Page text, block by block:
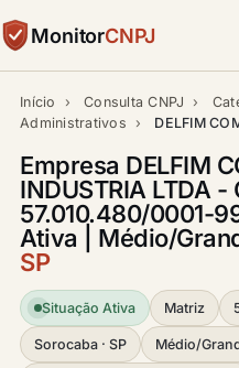
MonitorCNPJ
Início › Consulta CNPJ ›
Administrativos › DELFIM
Empresa DELFIM
INDUSTRIA LTDA -
57.010.480/0001-
Ativa | Médio/
SP
Situação Ativa Matriz
Sorocaba · SP Médio/